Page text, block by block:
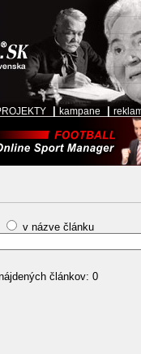
kampane
v názve článku
článkov: 0